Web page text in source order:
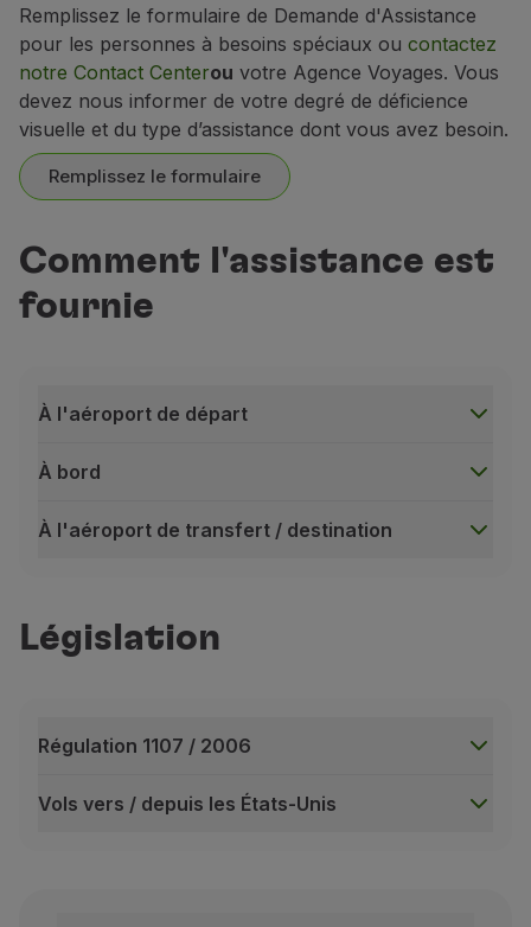
Remplissez le formulaire de Demande d'Assistance
pour les personnes à besoins spéciaux ou contactez
notre Contact Centerou votre Agence Voyages. Vous
devez nous informer de votre degré de déficience
visuelle et du type d’assistance dont vous avez besoin.
Remplissez le formulaire
Comment l'assistance est
fournie
À l'aéroport de départ
À bord
À l'aéroport de transfert / destination
Si vous êtes un passager TAP / Star Alliance Gold
Il fournit également une description du système
Les consignes de sécurité sont disponibles en
Législation
Régulation 1107 / 2006
Vols vers / depuis les États-Unis